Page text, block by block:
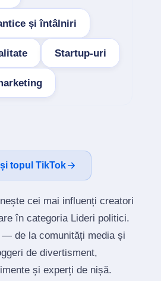
și întâlniri
Startup-uri
topul TikTok
cei mai influenți creatori
în categoria Lideri politici.
de la comunități media și
de divertisment,
și experți de nișă.